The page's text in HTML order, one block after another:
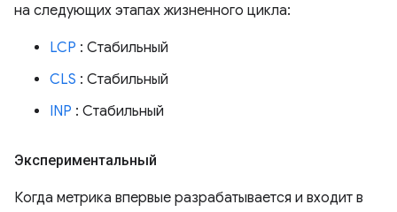
на следующих этапах жизненного цикла:
LCP : Стабильный
CLS : Стабильный
INP : Стабильный
Экспериментальный
Когда метрика впервые разрабатывается и входит в